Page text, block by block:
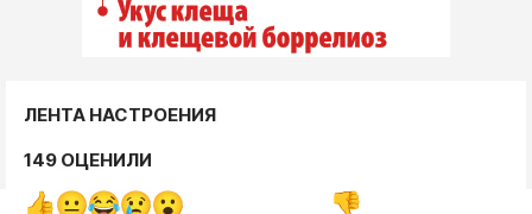
ЛЕНТА НАСТРОЕНИЯ
149 ОЦЕНИЛИ